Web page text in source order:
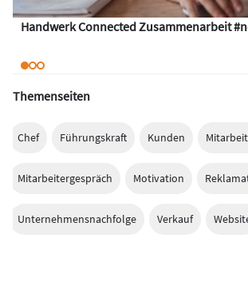
Handwerk Connected Zusammenarbeit
Themenseiten
Chef Führungskraft Kunden
Mitarbeitergespräch Motivation
Unternehmensnachfolge Verkauf